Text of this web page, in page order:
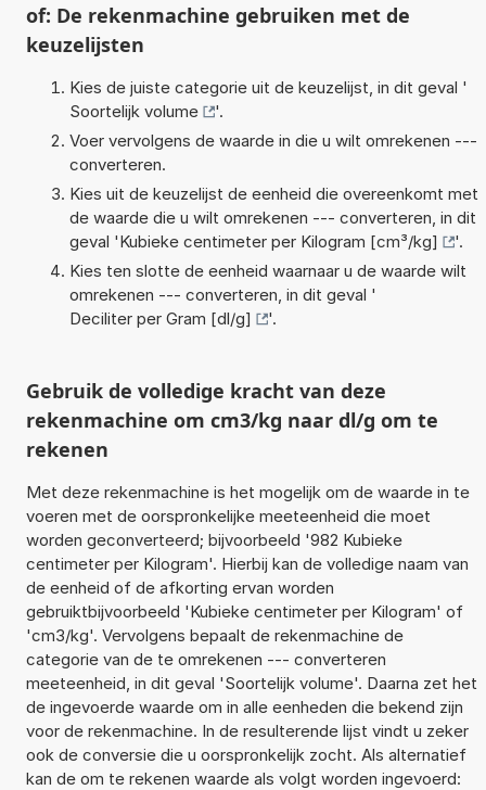
of: De rekenmachine gebruiken met de
keuzelijsten
Kies de juiste categorie uit de keuzelijst, in dit geval '
Soortelijk volume
'.
Voer vervolgens de waarde in die u wilt omrekenen ---
converteren.
Kies uit de keuzelijst de eenheid die overeenkomt met
de waarde die u wilt omrekenen --- converteren, in dit
geval 'Kubieke centimeter per Kilogram [cm³/kg]
'.
Kies ten slotte de eenheid waarnaar u de waarde wilt
omrekenen --- converteren, in dit geval '
Deciliter per Gram [dl/g]
'.
Gebruik de volledige kracht van deze
rekenmachine om cm3/kg naar dl/g om te
rekenen
Met deze rekenmachine is het mogelijk om de waarde in te
voeren met de oorspronkelijke meeteenheid die moet
worden geconverteerd; bijvoorbeeld '982 Kubieke
centimeter per Kilogram'. Hierbij kan de volledige naam van
de eenheid of de afkorting ervan worden
gebruiktbijvoorbeeld 'Kubieke centimeter per Kilogram' of
'cm3/kg'. Vervolgens bepaalt de rekenmachine de
categorie van de te omrekenen --- converteren
meeteenheid, in dit geval 'Soortelijk volume'. Daarna zet het
de ingevoerde waarde om in alle eenheden die bekend zijn
voor de rekenmachine. In de resulterende lijst vindt u zeker
ook de conversie die u oorspronkelijk zocht. Als alternatief
kan de om te rekenen waarde als volgt worden ingevoerd: